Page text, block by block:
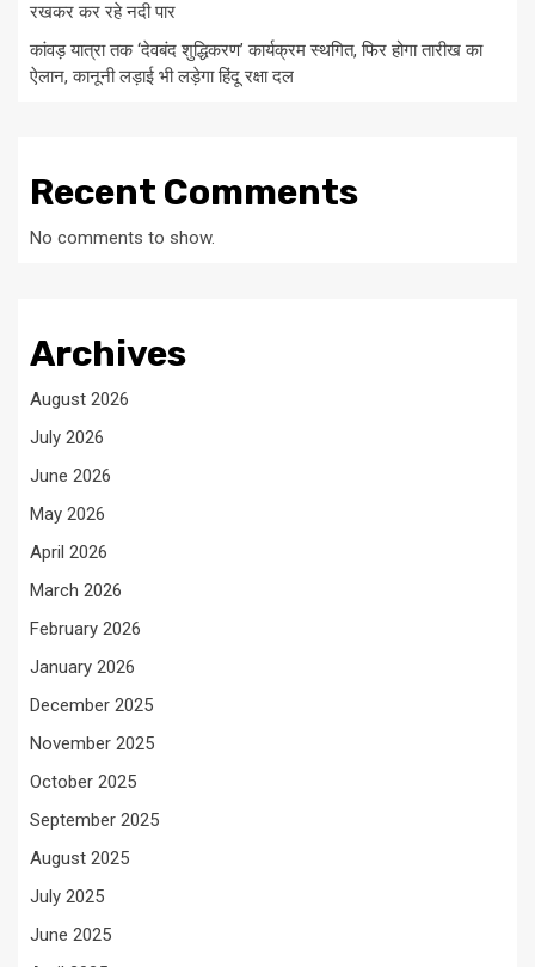
रखकर कर रहे नदी पार
कांवड़ यात्रा तक ‘देवबंद शुद्धिकरण’ कार्यक्रम स्थगित, फिर होगा तारीख का
ऐलान, कानूनी लड़ाई भी लड़ेगा हिंदू रक्षा दल
Recent Comments
No comments to show.
Archives
August 2026
July 2026
June 2026
May 2026
April 2026
March 2026
February 2026
January 2026
December 2025
November 2025
October 2025
September 2025
August 2025
July 2025
June 2025